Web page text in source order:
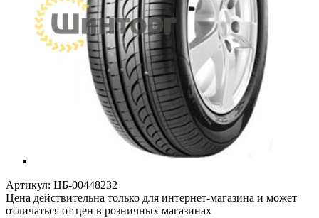
Артикул: ЦБ-00448232
Цена действительна только для интернет-магазина и может
отличаться от цен в розничных магазинах